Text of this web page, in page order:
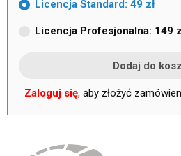
Licencja Standard: 49 zł
Licencja Profesjonalna: 149
Zaloguj się, aby złożyć